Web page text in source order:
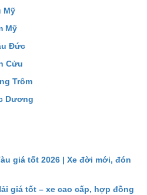
Mỹ
Mỹ
Đức
Cửu
Trôm
Dương
giá tốt 2026 | Xe đời mới, đón
giá tốt – xe cao cấp, hợp đồng